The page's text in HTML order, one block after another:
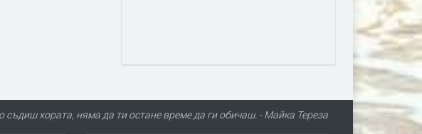
съдиш хората, няма да ти остане време да ги обичаш. - Майка Тереза